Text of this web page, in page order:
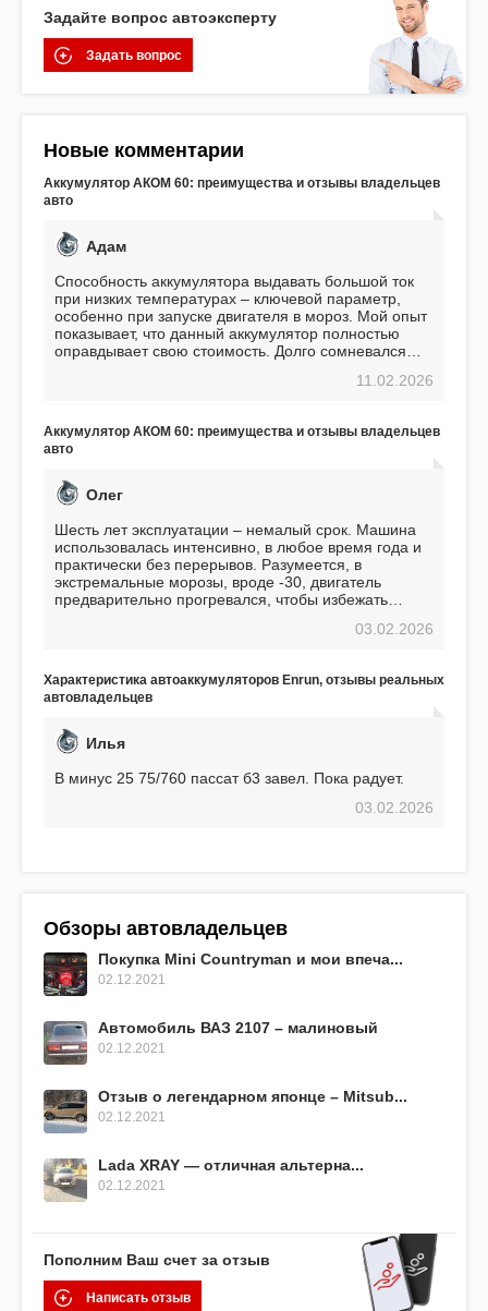
Задайте вопрос автоэксперту
Задать вопрос
Новые комментарии
Аккумулятор АКОМ 60: преимущества и отзывы владельцев
авто
Адам
Способность аккумулятора выдавать большой ток
при низких температурах – ключевой параметр,
особенно при запуске двигателя в мороз. Мой опыт
показывает, что данный аккумулятор полностью
оправдывает свою стоимость. Долго сомневался
пожалел. Считаю, что это отличное вложение,11.02.2026
Аккумулятор АКОМ 60: преимущества и отзывы владельцев
авто
Олег
Шесть лет эксплуатации – немалый срок. Машина
использовалась интенсивно, в любое время года и
практически без перерывов. Разумеется, в
экстремальные морозы, вроде -30, двигатель
предварительно прогревался, чтобы избежать
использования не было ни единой поломки,
EFB 75. Судя по характеристикам, он даже
превосходит предыдущую модель.
03.02.2026
Характеристика автоаккумуляторов Enrun, отзывы реальных
автовладельцев
Илья
В минус 25 75/760 пассат б3 завел. Пока радует.
03.02.2026
Обзоры автовладельцев
Покупка Mini Countryman и мои впеча...
02.12.2021
Автомобиль ВАЗ 2107 – малиновый
02.12.2021
Отзыв о легендарном японце – Mitsub...
02.12.2021
Lada XRAY — отличная альтерна...
02.12.2021
Пополним Ваш счет за отзыв
Написать отзыв